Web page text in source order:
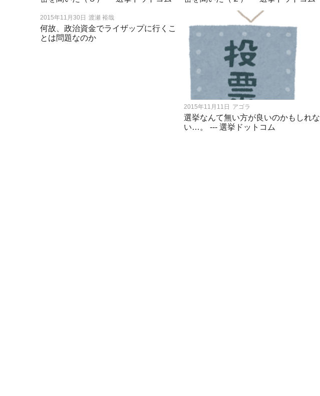
2015年11月30日 渡瀬 裕哉
何故、政治資金でライザップに行くこ
とは問題なのか
2015年11月11日 アゴラ
選挙なんて無い方が良いのかもしれな
い…。 --- 選挙ドットコム